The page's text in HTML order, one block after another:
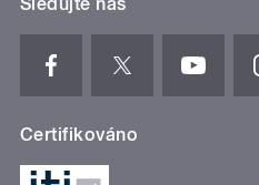
Certifikováno